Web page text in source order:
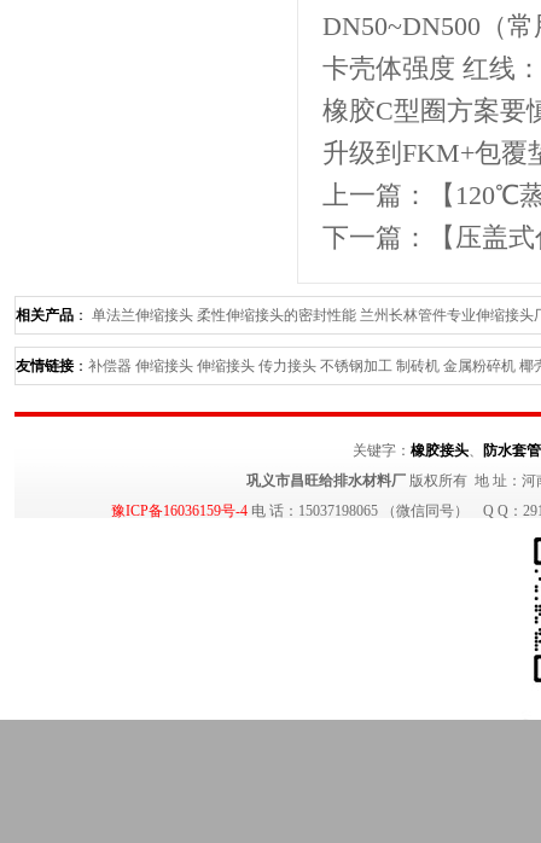
DN50~DN500（
卡壳体强度 红线
橡胶C型圈方案
升级到FKM+包覆
上一篇：【 120℃
下一篇：【压盖
相关产品 ： 单法兰伸缩接头 柔性伸缩接头的密封性能 兰州长林管件专业伸缩接头
寸--长林管件最专业 分析《鸭嘴阀在排海工程中所展现出的强大优势》长林鸭嘴阀
友情链接： 补偿器 伸缩接头 伸缩接头 传力接头 不锈钢加工 制砖机 金属粉碎机 椰
关键字： 橡胶接头、
防水套管
巩义市昌旺给排水材料厂 版权所有 地 址：河
豫ICP备16036159号-4 电 话：15037198065 （微信同号） Q Q：